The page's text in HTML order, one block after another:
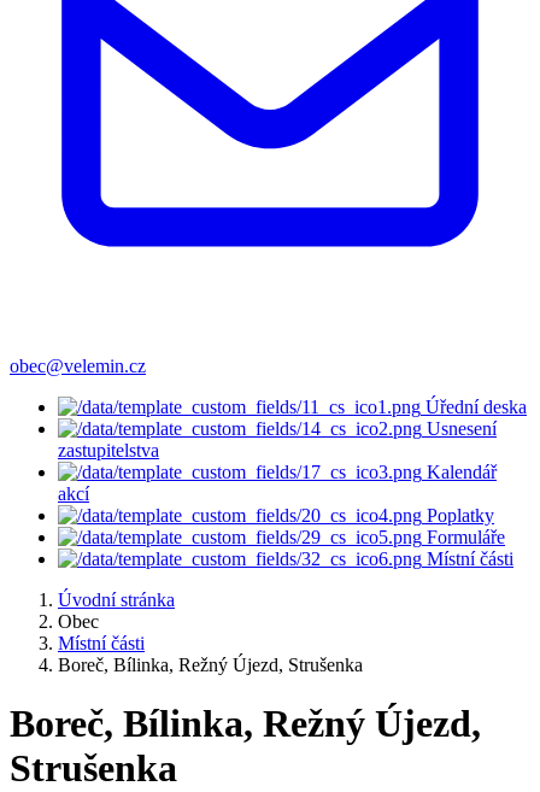
obec@velemin.cz
Úřední deska
Usnesení
zastupitelstva
Kalendář
akcí
Poplatky
Formuláře
Místní části
Úvodní stránka
Obec
Místní části
Boreč, Bílinka, Režný Újezd, Strušenka
Boreč, Bílinka, Režný Újezd,
Strušenka